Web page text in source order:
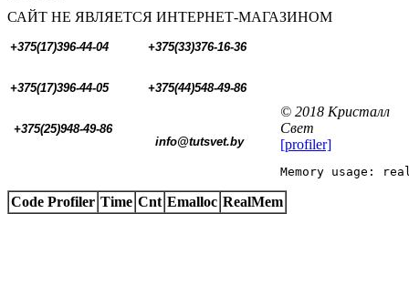
САЙТ НЕ ЯВЛЯЕТСЯ ИНТЕРНЕТ-МАГАЗИНОМ
+375(17)396-44-04 +375(33)376-16-36
+375(17)396-44-05 +375(44)548-49-86
+375(25)948-49-86
  info@tutsvet.by
© 2018 Кристалл
Свет
[profiler]
Memory usage:
Code Profiler Time Cnt Emalloc RealMem